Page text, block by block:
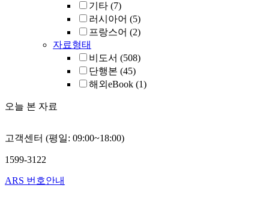
기타 (7)
러시아어 (5)
프랑스어 (2)
자료형태
비도서 (508)
단행본 (45)
해외eBook (1)
오늘 본 자료
고객센터 (평일: 09:00~18:00)
1599-3122
ARS 번호안내